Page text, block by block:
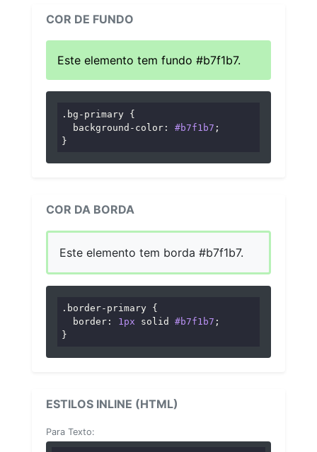
COR DE FUNDO
Este elemento tem fundo #b7f1b7.
.bg-primary {
background-color : #b7f1b7 ;
}
COR DA BORDA
Este elemento tem borda #b7f1b7.
.border-primary {
border : 1px solid #b7f1b7 ;
}
ESTILOS INLINE (HTML)
Para Texto: